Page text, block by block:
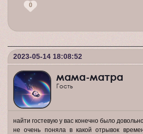
0
2023-05-14 18:08:52
мама-матра
Гость
найти гостевую у вас конечно было
не очень поняла в какой отрывок